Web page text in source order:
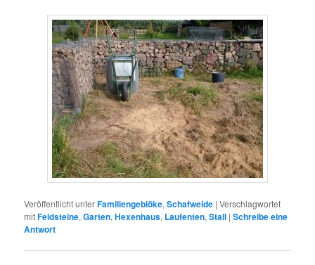
Veröffentlicht unterFamiliengeblöke,Schafweide |Verschlagwortet
mitFeldsteine,Garten,Hexenhaus, Laufenten,Stall |Schreibe eine
Antwort